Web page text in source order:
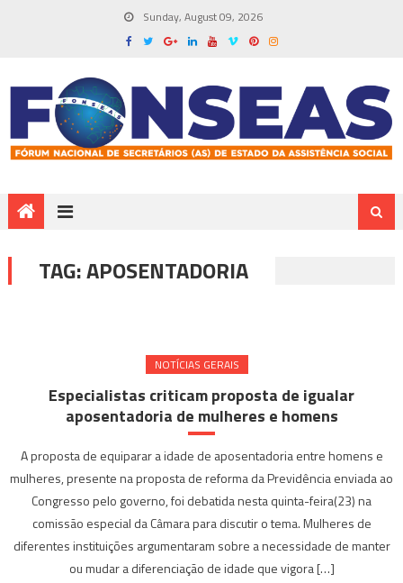
Sunday, August 09, 2026
TAG:APOSENTADORIA
NOTÍ­CIAS GERAIS
Especialistas criticam proposta de igualar
aposentadoria de mulheres e homens
A proposta de equiparar a idade de aposentadoria entre homens e
mulheres, presente na proposta de reforma da Previdência enviada ao
Congresso pelo governo, foi debatida nesta quinta-feira(23) na
comissão especial da Câmara para discutir o tema. Mulheres de
diferentes instituições argumentaram sobre a necessidade de manter
ou mudar a diferenciação de idade que vigora […]